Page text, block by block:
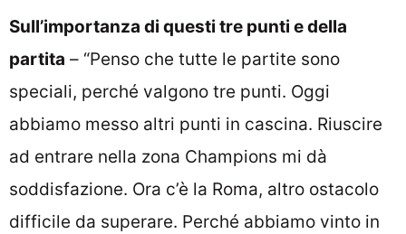
Sull’importanza di questi tre punti e della
partita – “Penso che tutte le partite sono
speciali, perché valgono tre punti. Oggi
abbiamo messo altri punti in cascina. Riuscire
ad entrare nella zona Champions mi dà
soddisfazione. Ora c’è la Roma, altro ostacolo
difficile da superare. Perché abbiamo vinto in